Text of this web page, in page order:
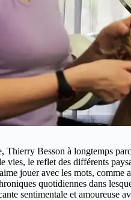
Thierry Besson à longtemps
le reflet des différents
jouer avec les mots,
quotidiennes dans
sentimentale et